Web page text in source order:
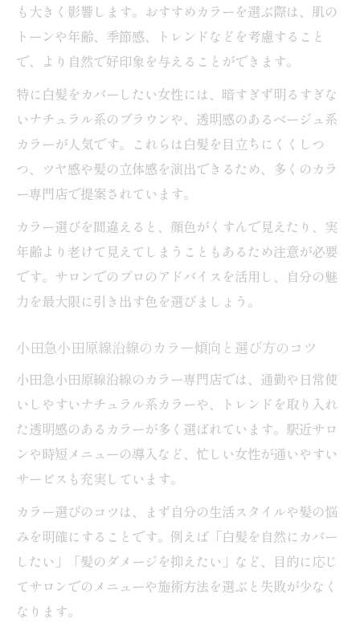
カラー専門店で白髪カバーの悩みを解決
おすすめカラーがダメージを抑える理由
専門店のトリートメント活用術を解説
小田急小田原線沿線で話題の施術法とは
カラー後の自宅ケアで美髪をキープするコ
ツ
おすすめカラーで通勤前後も手軽にケア
小田急小田原線エリアのサロン選びのコツ
予約の取りやすさで差がつくサロン活用法
ヘアケア重視ならカラー専門店を選ぶ理由
カラー専門店が髪の健康を守る施術ポイン
ト
おすすめカラーとヘアケアの両立方法
小田急小田原線沿線の専門店サービス比較
専門店ならではのトリートメント技術とは
髪質改善が期待できるカラー選びの秘訣
も大きく影響します。おすすめカラーを選ぶ際は、肌の
トーンや年齢、季節感、トレンドなどを考慮すること
で、より自然で好印象を与えることができます。
特に白髪をカバーしたい女性には、暗すぎず明るすぎな
いナチュラル系のブラウンや、透明感のあるベージュ系
カラーが人気です。これらは白髪を目立ちにくくしつ
つ、ツヤ感や髪の立体感を演出できるため、多くのカラ
ー専門店で提案されています。
カラー選びを間違えると、顔色がくすんで見えたり、実
年齢より老けて見えてしまうこともあるため注意が必要
です。サロンでのプロのアドバイスを活用し、自分の魅
力を最大限に引き出す色を選びましょう。
小田急小田原線沿線のカラー傾向と選び方のコツ
小田急小田原線沿線のカラー専門店では、通勤や日常使
いしやすいナチュラル系カラーや、トレンドを取り入れ
た透明感のあるカラーが多く選ばれています。駅近サロ
ンや時短メニューの導入など、忙しい女性が通いやすい
サービスも充実しています。
カラー選びのコツは、まず自分の生活スタイルや髪の悩
みを明確にすることです。例えば「白髪を自然にカバー
したい」「髪のダメージを抑えたい」など、目的に応じ
てサロンでのメニューや施術方法を選ぶと失敗が少なく
なります。